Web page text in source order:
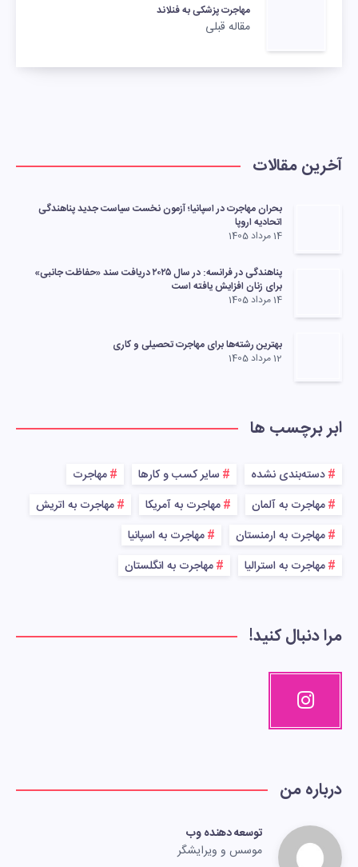
مهاجرت پزشکی به فنلاند
مقاله قبلی
آخرین مقالات
بحران مهاجرت در اسپانیا؛ آزمون نخست سیاست جدید پناهندگی
اتحادیه اروپا
14 مرداد 1405
پناهندگی در فرانسه: در سال ۲۰۲۵ دریافت سند «حفاظت جانبی»
برای زنان افزایش یافته است
14 مرداد 1405
بهترین رشته‌ها برای مهاجرت تحصیلی و کاری
12 مرداد 1405
ابر برچسب ها
دسته‌بندی نشده سایر کسب و کارها
مهاجرت
مهاجرت به آلمان
مهاجرت به آمریکا
مهاجرت به اتریش
مهاجرت به ارمنستان
مهاجرت به اسپانیا
مهاجرت به استرالیا
مهاجرت به انگلستان
مرا دنبال کنید!
درباره من
توسعه دهنده وب
موسس و ویرایشگر